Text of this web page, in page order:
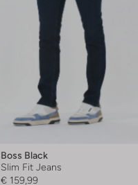
Boss Black
Slim Fit Jeans
€ 159,99